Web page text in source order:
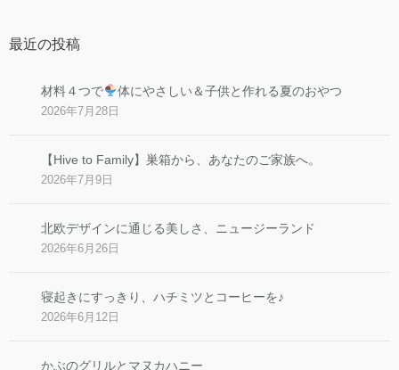
最近の投稿
材料４つで 体にやさしい＆子供と作れる夏のおやつ
2026年7月28日
【Hive to Family】巣箱から、あなたのご家族へ。
2026年7月9日
北欧デザインに通じる美しさ、ニュージーランド
2026年6月26日
寝起きにすっきり、ハチミツとコーヒーを♪
2026年6月12日
かぶのグリルとマヌカハニー